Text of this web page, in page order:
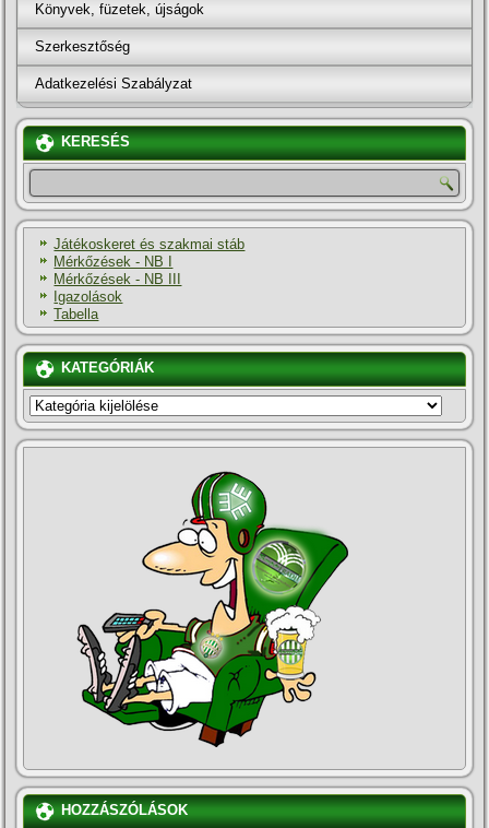
Könyvek, füzetek, újságok
Szerkesztőség
Adatkezelési Szabályzat
KERESÉS
Játékoskeret és szakmai stáb
Mérkőzések - NB I
Mérkőzések - NB III
Igazolások
Tabella
KATEGÓRIÁK
KATEGÓRIÁK
HOZZÁSZÓLÁSOK